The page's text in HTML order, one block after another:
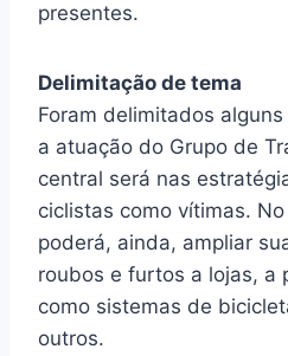
presentes.
Delimitação de tema
Foram delimitados
a atuação do Grupo de
central será nas
ciclistas como vítimas.
poderá, ainda, ampliar
roubos e furtos a lojas, a
como sistemas de
outros.